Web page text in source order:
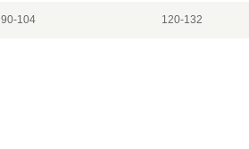
90-104 120-132